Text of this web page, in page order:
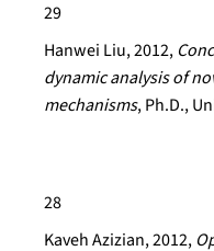
29
Hanwei Liu, 2012,
dynamic analysis of
mechanisms, Ph.D.,
28
Kaveh Azizian, 2012,